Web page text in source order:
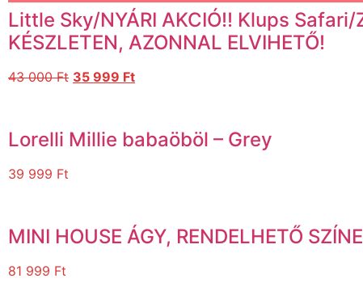
Little Sky/NYÁRI AKCIÓ!! Klups Safari/
KÉSZLETEN, AZONNAL ELVIHETŐ!
43 000Ft 35 999 Ft
Lorelli Millie babaöböl – Grey
39 999 Ft
MINI HOUSE ÁGY, RENDELHETŐ
81 999 Ft